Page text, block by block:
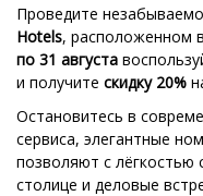
Проведите
Hotels, расположенном
по 31 августа
и получите скидку 20%
Остановитесь в
сервиса, элегантные
позволяют с лёгкостью
столице и деловые